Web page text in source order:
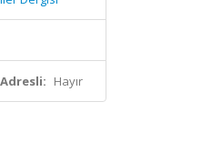
Hayır